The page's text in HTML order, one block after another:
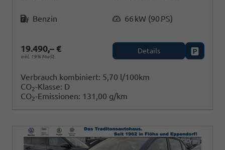
Benzin 66 kW (90 PS)
19.490,– €
inkl. 19% MwSt.
Details
Verbrauch kombiniert: 5,70 l/100km
CO2-Klasse: D
CO2-Emissionen: 131,00 g/km